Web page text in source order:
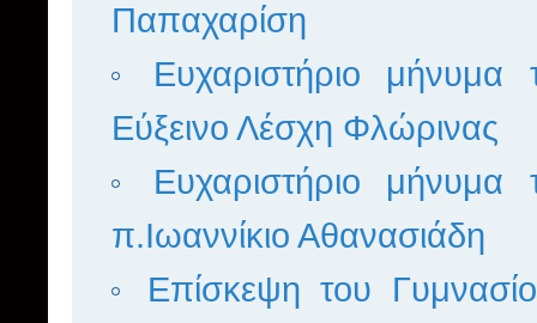
Παπαχαρίση
Ευχαριστήριο
Εύξεινο Λέσχη Φλώρινας
Ευχαριστήριο
π.Ιωαννίκιο Αθανασιάδη
Επίσκεψη του